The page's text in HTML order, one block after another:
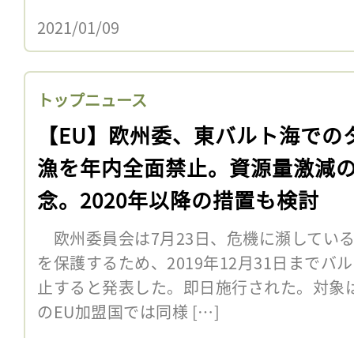
2021/01/09
トップニュース
【EU】欧州委、東バルト海での
漁を年内全面禁止。資源量激減
念。2020年以降の措置も検討
欧州委員会は7月23日、危機に瀕してい
を保護するため、2019年12月31日までバ
止すると発表した。即日施行された。対
のEU加盟国では同様 […]